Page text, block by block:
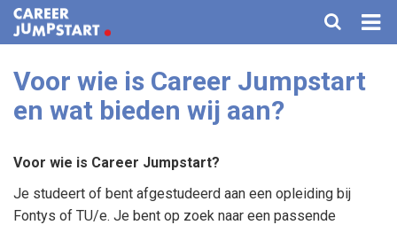
HOME
VOOR KANDIDATEN
VOOR BEDRIJVEN
AGENDA
Voor wie is Career Jumpstart
en wat bieden wij aan?
Voor wie is Career Jumpstart?
Je studeert of bent afgestudeerd aan een opleiding bij
Fontys of TU/e. Je bent op zoek naar een passende